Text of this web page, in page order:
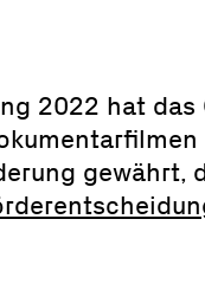
2022 hat das
gewährt,